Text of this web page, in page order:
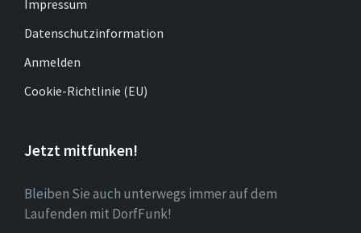
Impressum
Datenschutzinformation
Anmelden
Cookie-Richtlinie (EU)
Jetzt mitfunken!
Bleiben Sie auch unterwegs immer auf dem
Laufenden mit DorfFunk!